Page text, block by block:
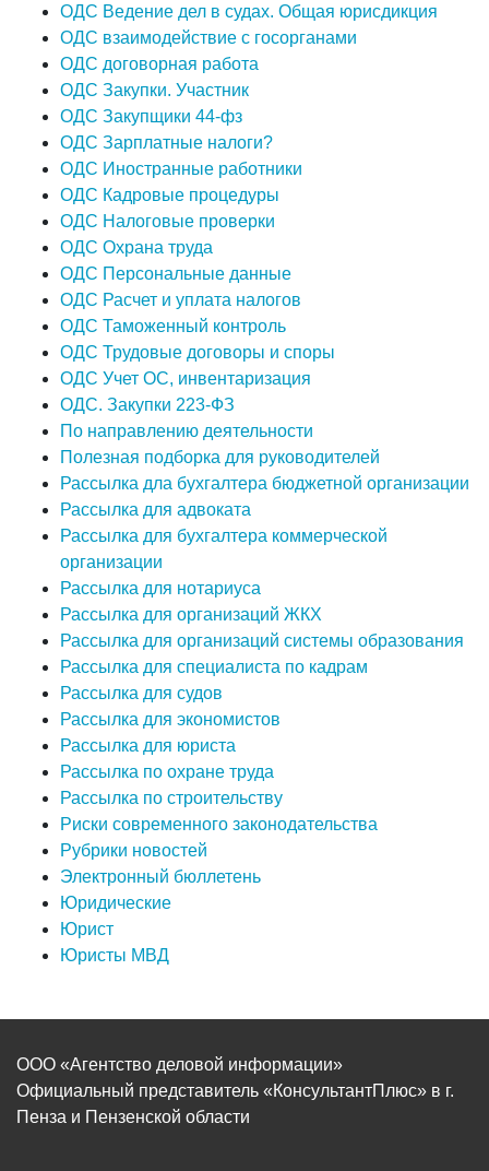
ОДС Ведение дел в судах. Общая юрисдикция
ОДС взаимодействие с госорганами
ОДС договорная работа
ОДС Закупки. Участник
ОДС Закупщики 44-фз
ОДС Зарплатные налоги?
ОДС Иностранные работники
ОДС Кадровые процедуры
ОДС Налоговые проверки
ОДС Охрана труда
ОДС Персональные данные
ОДС Расчет и уплата налогов
ОДС Таможенный контроль
ОДС Трудовые договоры и споры
ОДС Учет ОС, инвентаризация
ОДС. Закупки 223-ФЗ
По направлению деятельности
Полезная подборка для руководителей
Рассылка дла бухгалтера бюджетной организации
Рассылка для адвоката
Рассылка для бухгалтера коммерческой
организации
Рассылка для нотариуса
Рассылка для организаций ЖКХ
Рассылка для организаций системы образования
Рассылка для специалиста по кадрам
Рассылка для судов
Рассылка для экономистов
Рассылка для юриста
Рассылка по охране труда
Рассылка по строительству
Риски современного законодательства
Рубрики новостей
Электронный бюллетень
Юридические
Юрист
Юристы МВД
ООО «Агентство деловой информации»
Официальный представитель «КонсультантПлюс» в г.
Пенза и Пензенской области